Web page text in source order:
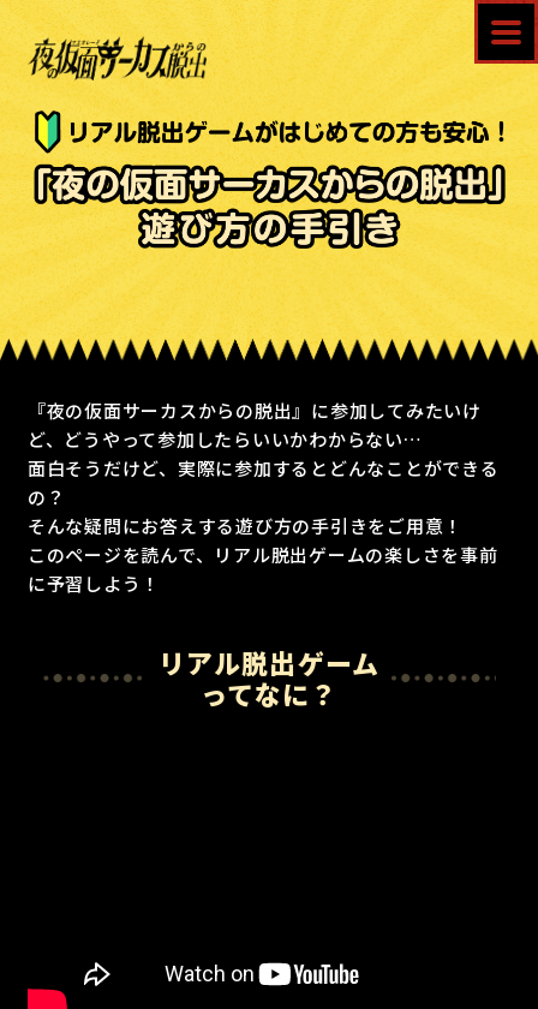
『夜の仮面サーカスからの脱出』に参加してみたいけ
ど、どうやって参加したらいいかわからない…
面白そうだけど、実際に参加するとどんなことができる
の？
そんな疑問にお答えする遊び方の手引きをご用意！
このページを読んで、リアル脱出ゲームの楽しさを事前
に予習しよう！
リアル脱出ゲーム
ってなに？